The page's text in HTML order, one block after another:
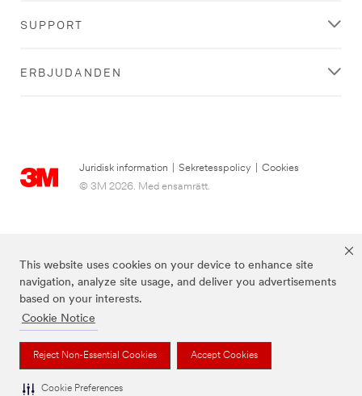
This website uses cookies on your device to enhance site
navigation, analyze site usage, and deliver you advertisements
based on your interests.
Cookie Notice
Reject Non-Essential Cookies Accept Cookies
Cookie Preferences
SUPPORT
ERBJUDANDEN
Juridisk information Sekretesspolicy
Cookies
© 3M 2026. Med ensamrätt.
3M, Post-it® och färgen Canary Yellow™ är varumärken som tillhör 3M.